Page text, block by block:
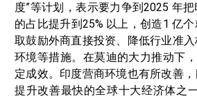
度”等计划，表示要力争到2025 年
的占比提升到25% 以上，创造1 亿
取鼓励外商直接投资、降低行业准
环境等措施。在莫迪的大力推动下
定成效。印度营商环境也有所改善
提升改善最快的全球十大经济体之